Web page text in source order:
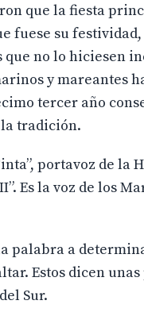
que la fiesta
fuese su
no lo hiciesen
y mareantes
tercer año
tradición.
portavoz de la
Es la voz de los
palabra a
Estos dicen
Sur.